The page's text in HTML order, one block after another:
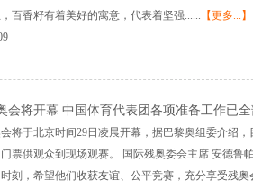
百香籽有着美好的寓意，代表着坚强...... 【更多...】
会将开幕 中国体育代表团各项准备工作已
将于北京时间29日凌晨开幕，据巴黎奥组委介绍
票供观众到现场观赛。 国际残奥委会主席 安德
刻，希望他们收获友谊、公平竞赛，充分享受残